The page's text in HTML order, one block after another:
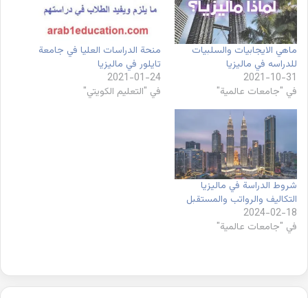
ماهي الايجابيات والسلبيات
للدراسه في ماليزيا
2021-10-31
في "جامعات عالمية"
منحة الدراسات العليا في جامعة
تايلور في ماليزيا
2021-01-24
في "التعليم الكويتي"
شروط الدراسة في ماليزيا
التكاليف والرواتب والمستقبل
2024-02-18
في "جامعات عالمية"